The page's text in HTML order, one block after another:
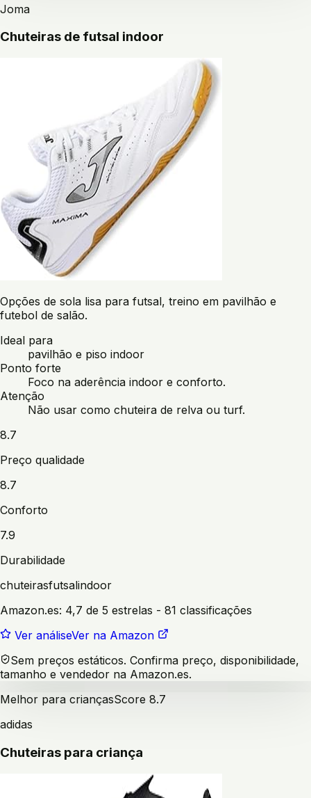
Joma
Chuteiras de futsal indoor
Opções de sola lisa para futsal, treino em pavilhão e
futebol de salão.
Ideal para
pavilhão e piso indoor
Ponto forte
Foco na aderência indoor e conforto.
Atenção
Não usar como chuteira de relva ou turf.
8.7
Preço qualidade
8.7
Conforto
7.9
Durabilidade
chuteirasfutsalindoor
Amazon.es: 4,7 de 5 estrelas - 81 classificações
Ver análiseVer na Amazon
Sem preços estáticos. Confirma preço, disponibilidade,
tamanho e vendedor na Amazon.es.
Melhor para criançasScore 8.7
adidas
Chuteiras para criança